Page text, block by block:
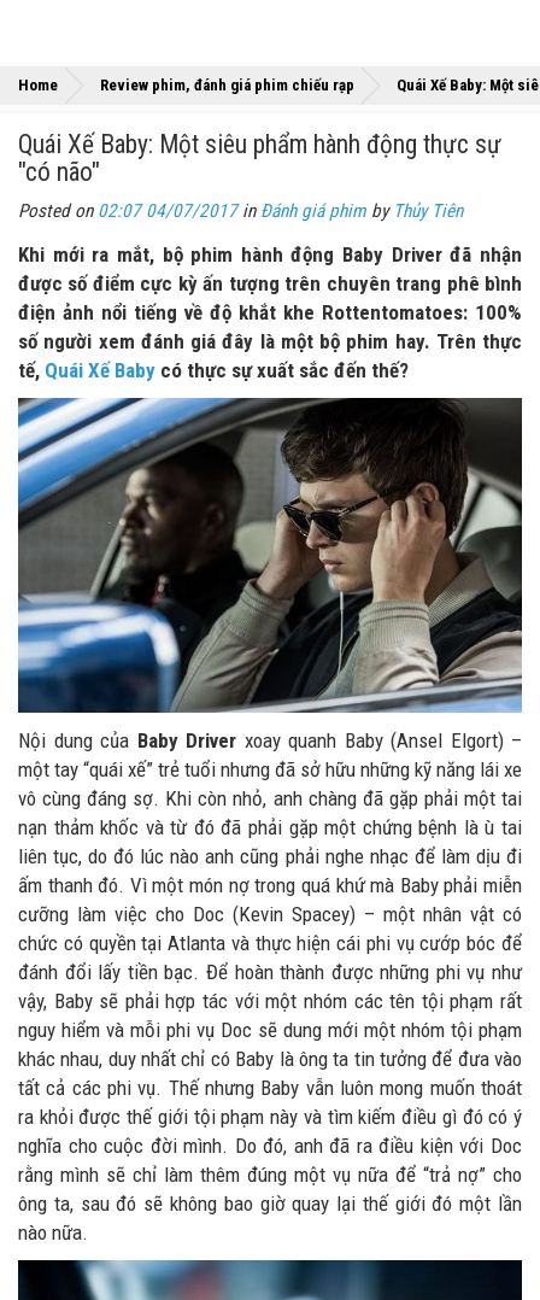
Home Review phim, đánh giá phim chiếu rạp Quái Xế Baby: Một
Quái Xế Baby: Một siêu phẩm hành động thực sự
"có não"
Posted on 02:07 04/07/2017in Đánh giá phim by Thủy Tiên
Khi mới ra mắt, bộ phim hành động Baby Driver đã nhận
được số điểm cực kỳ ấn tượng trên chuyên trang phê bình
điện ảnh nổi tiếng về độ khắt khe Rottentomatoes: 100%
số người xem đánh giá đây là một bộ phim hay. Trên thực
tế, Quái Xế Baby có thực sự xuất sắc đến thế?
Nội dung của Baby Driver xoay quanh Baby (Ansel Elgort) –
một tay “quái xế” trẻ tuổi nhưng đã sở hữu những kỹ năng lái xe
vô cùng đáng sợ. Khi còn nhỏ, anh chàng đã gặp phải một tai
nạn thảm khốc và từ đó đã phải gặp một chứng bệnh là ù tai
liên tục, do đó lúc nào anh cũng phải nghe nhạc để làm dịu đi
ấm thanh đó. Vì một món nợ trong quá khứ mà Baby phải miễn
cưỡng làm việc cho Doc (Kevin Spacey) – một nhân vật có
chức có quyền tại Atlanta và thực hiện cái phi vụ cướp bóc để
đánh đổi lấy tiền bạc. Để hoàn thành được những phi vụ như
vậy, Baby sẽ phải hợp tác với một nhóm các tên tội phạm rất
nguy hiểm và mỗi phi vụ Doc sẽ dung mới một nhóm tội phạm
khác nhau, duy nhất chỉ có Baby là ông ta tin tưởng để đưa vào
tất cả các phi vụ. Thế nhưng Baby vẫn luôn mong muốn thoát
ra khỏi được thế giới tội phạm này và tìm kiếm điều gì đó có ý
nghĩa cho cuộc đời mình. Do đó, anh đã ra điều kiện với Doc
rằng mình sẽ chỉ làm thêm đúng một vụ nữa để “trả nợ” cho
ông ta, sau đó sẽ không bao giờ quay lại thế giới đó một lần
nào nữa.